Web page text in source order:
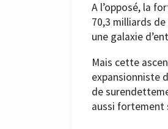
A l’opposé, la
70,3 milliards
une galaxie
Mais cette
expansionniste
de
aussi fortement